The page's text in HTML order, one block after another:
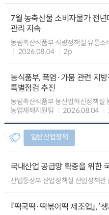
7월 농축산물 소비자물가 전
관리 지속
농림축산식품부 식량정책실 유통
2026.08.04
2p
농식품부, 폭염·가뭄 관련 지
특별점검 추진
농림축산식품부 농산업혁신정책실
농업재해지원팀
2026.08.04
일반산업정책
국내산업 공급망 확충을 위한
산업통상부 산업정책실 산업정책관
『떡국떡·떡볶이떡 제조업』, ‘